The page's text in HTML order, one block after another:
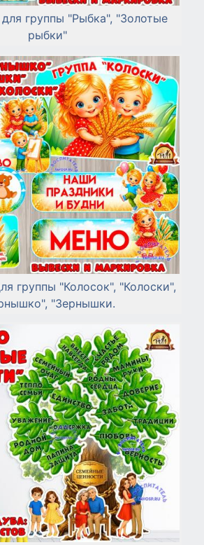
группы "Рыбка", "Золотые
рыбки"
группы "Колосок", "Колоски",
"Зернышки.